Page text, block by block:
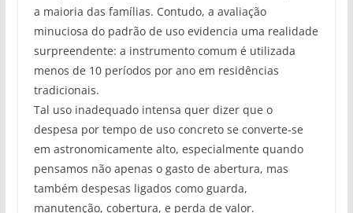
a maioria das famílias. Contudo, a avaliação
minuciosa do padrão de uso evidencia uma realidade
surpreendente: a instrumento comum é utilizada
menos de 10 períodos por ano em residências
tradicionais.
Tal uso inadequado intensa quer dizer que o
despesa por tempo de uso concreto se converte-se
em astronomicamente alto, especialmente quando
pensamos não apenas o gasto de abertura, mas
também despesas ligados como guarda,
manutenção, cobertura, e perda de valor.